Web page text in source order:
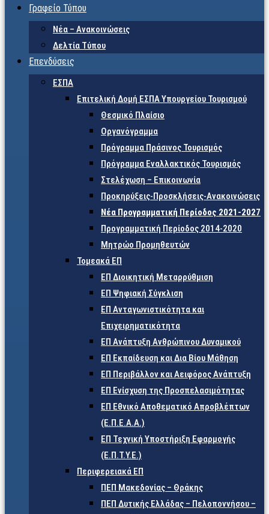
Γραφείο Τύπου
Νέα – Ανακοινώσεις
Δελτία Τύπου
Επενδύσεις
ΕΣΠΑ
Επιτελική Δομή ΕΣΠΑ Υπουργείου Τουρισμού
Θεσμικό Πλαίσιο
Οργανόγραμμα
Πρόγραμμα Πράσινος Τουρισμός
Πρόγραμμα Εναλλακτικός Τουρισμός
Στελέχωση – Επικοινωνία
Προκηρύξεις-Προσκλήσεις-Ανακοινώσεις
Νέα Προγραμματική Περίοδος 2021-2027
Προγραμματική Περίοδος 2014-2020
Μητρώο Προμηθευτών
Τομεακά ΕΠ
ΕΠ Διοικητική Μεταρρύθμιση
ΕΠ Ψηφιακή Σύγκλιση
ΕΠ Ανταγωνιστικότητα και
Επιχειρηματικότητα
ΕΠ Ανάπτυξη Ανθρώπινου Δυναμικού
ΕΠ Εκπαίδευση και Δια Βίου Μάθηση
ΕΠ Περιβάλλον και Αειφόρος Ανάπτυξη
ΕΠ Ενίσχυση της Προσπελασιμότητας
ΕΠ Εθνικό Αποθεματικό Απροβλέπτων
(Ε.Π.Ε.Α.Α.)
ΕΠ Τεχνική Υποστήριξη Εφαρμογής
(Ε.Π.Τ.Υ.Ε.)
Περιφερειακά ΕΠ
ΠΕΠ Μακεδονίας – Θράκης
ΠΕΠ Δυτικής Ελλάδας – Πελοποννήσου –